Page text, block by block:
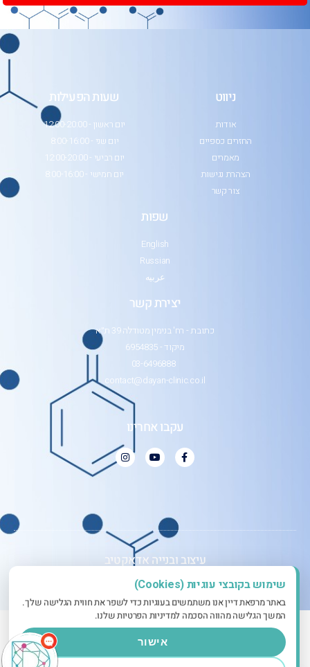
ניווט
אודות
החזרים כספיים
מאמרים
הצהרת נגישות
צור קשר
שעות הפעילות
יום ראשון - 12:00-20:00
יום שני - 8:00-16:00
יום רביעי - 12:00-20:00
יום חמישי - 8:00-16:00
שפות
English
Russian
عربيه
יצירת קשר
כתובת - רח' בנימין מטודלה 39 ת״א
מיקוד - 6954835
03-6496888
contact@dayan-clinic.co.il
עקבו אחרינו
עיצוב ובנייה אדאקטיב
שימוש בקובצי עוגיות (Cookies)
באתר מרפאת דיין אנו משתמשים בעוגיות כדי לשפר את חווית הגלישה שלך.
המשך הגלישה מהווה הסכמה למדיניות הפרטיות שלנו.
אישור